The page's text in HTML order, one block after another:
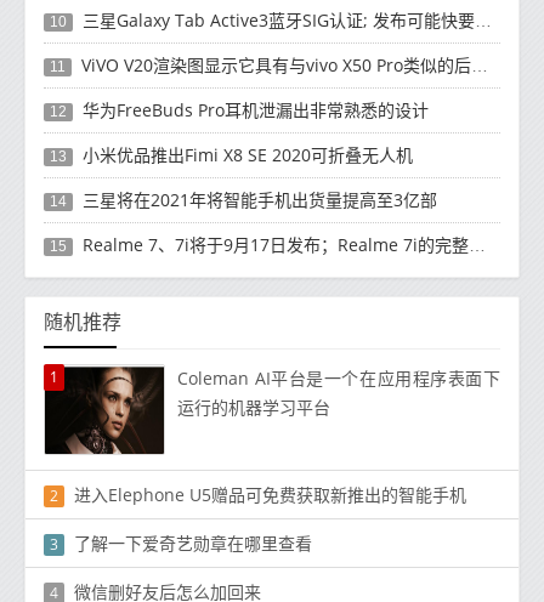
10 三星Galaxy Tab Active3蓝牙SIG认证; 发布可能快要结束了
11 ViVO V20渲染图显示它具有与vivo X50 Pro类似的后部设计
12 华为FreeBuds Pro耳机泄漏出非常熟悉的设计
13 小米优品推出Fimi X8 SE 2020可折叠无人机
14 三星将在2021年将智能手机出货量提高至3亿部
15 Realme 7、7i将于9月17日发布；Realme 7i的完整规格并导致泄漏
随机推荐
1
Coleman AI平台是一个在应用程序表面下
运行的机器学习平台
2 进入Elephone U5赠品可免费获取新推出的智能手机
3 了解一下爱奇艺勋章在哪里查看
4 微信删好友后怎么加回来